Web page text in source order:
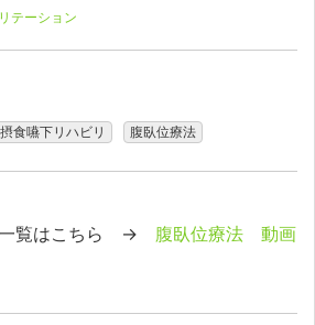
テーション
摂食嚥下リハビリ 腹臥位療法
一覧はこちら → 腹臥位療法 動画